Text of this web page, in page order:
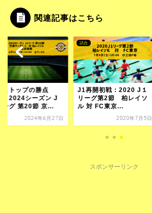
関連記事はこちら
ストップの勝点
：2024シーズン J
ーグ 第20節 京...
2024年6月27日
試合
J1再開初戦：2020 J１
リーグ第2節 柏レイソ
ル 対 FC東京...
2020年7月5日
スポンサーリンク